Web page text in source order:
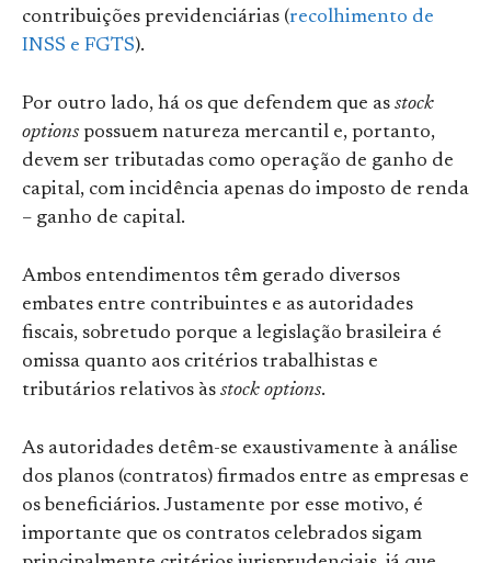
contribuições previdenciárias (recolhimento de
INSS e FGTS).
Por outro lado, há os que defendem que as stock
options possuem natureza mercantil e, portanto,
devem ser tributadas como operação de ganho de
capital, com incidência apenas do imposto de renda
– ganho de capital.
Ambos entendimentos têm gerado diversos
embates entre contribuintes e as autoridades
fiscais, sobretudo porque a legislação brasileira é
omissa quanto aos critérios trabalhistas e
tributários relativos às stock options.
As autoridades detêm-se exaustivamente à análise
dos planos (contratos) firmados entre as empresas e
os beneficiários. Justamente por esse motivo, é
importante que os contratos celebrados sigam